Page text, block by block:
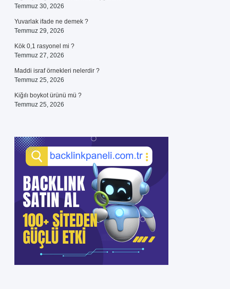
Temmuz 30, 2026
Yuvarlak ifade ne demek ?
Temmuz 29, 2026
Kök 0,1 rasyonel mi ?
Temmuz 27, 2026
Maddi israf örnekleri nelerdir ?
Temmuz 25, 2026
Kiğılı boykot ürünü mü ?
Temmuz 25, 2026